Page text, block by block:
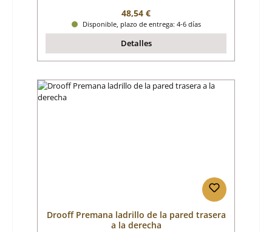
Precio normal:
48,54 €
Disponible, plazo de entrega: 4-6 días
Detalles
Drooff Premana ladrillo de la pared trasera
a la derecha